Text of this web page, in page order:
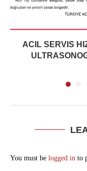
ACIL SERVIS
You must be logged in to